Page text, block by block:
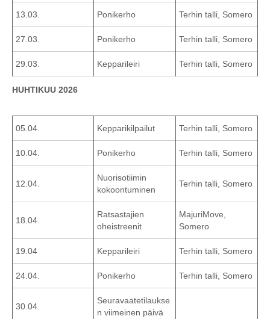
13.03. Ponikerho Terhin talli, Somero
27.03. Ponikerho Terhin talli, Somero
29.03. Kepparileiri Terhin talli, Somero
HUHTIKUU 2026
05.04. Kepparikilpailut Terhin talli, Somero
10.04. Ponikerho Terhin talli, Somero
12.04.
Nuorisotiimin
kokoontuminen
Terhin talli, Somero
18.04.
Ratsastajien
oheistreenit
MajuriMove,
Somero
19.04 Kepparileiri Terhin talli, Somero
24.04. Ponikerho Terhin talli, Somero
30.04.
Seuravaatetilaukse
n viimeinen päivä